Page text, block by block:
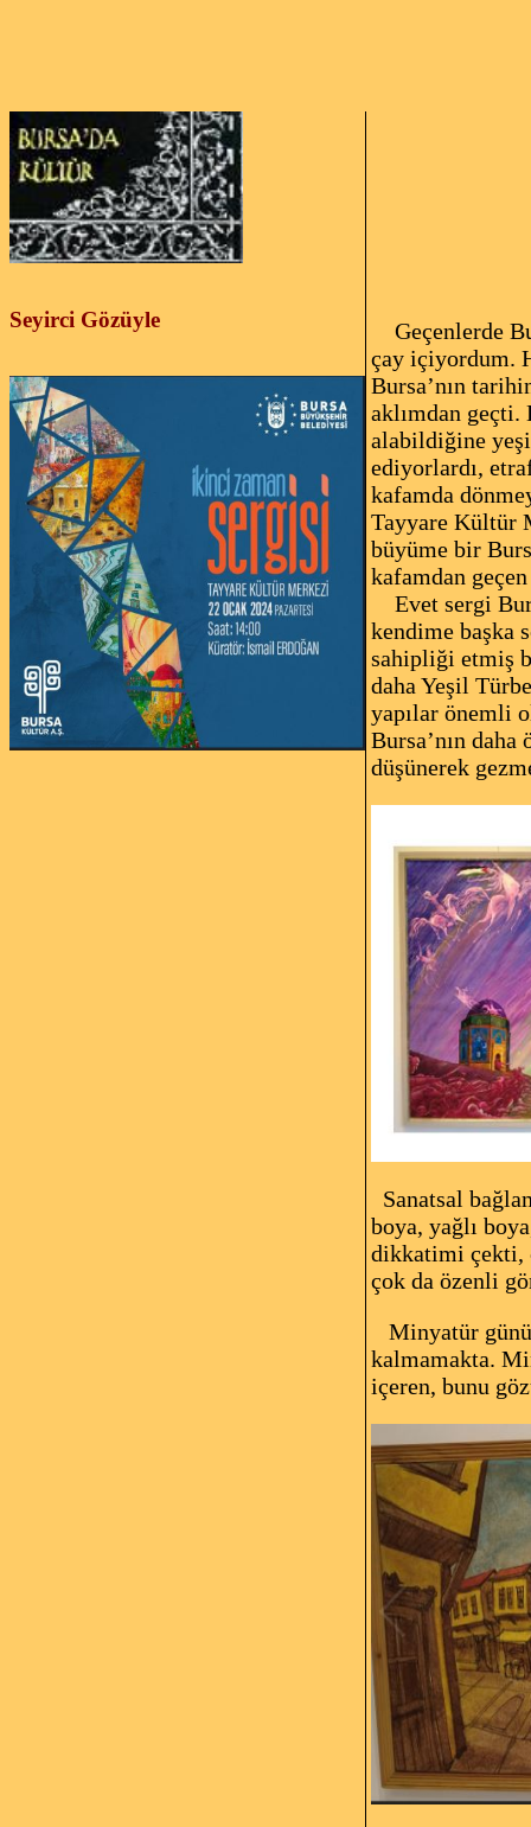
Seyirci Gözüyle
Geçenlerde
çay içiyordum.
Bursa’nın
aklımdan geçti.
alabildiğine
ediyorlardı,
kafamda
Tayyare Kültür
büyüme bir
kafamdan
Evet sergi
kendime başka
sahipliği etmiş
daha Yeşil
yapılar önemli
Bursa’nın
düşünerek
Sanatsal
boya, yağlı
dikkatimi çekti,
çok da özenli
Minyatür
kalmamakta.
içeren, bunu